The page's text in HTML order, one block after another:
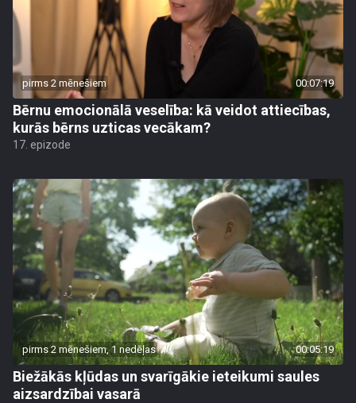
pirms 2 mēnešiem 00:07:19
Bērnu emocionālā veselība: kā veidot attiecības,
kurās bērns uzticas vecākam?
17. epizode
pirms 2 mēnešiem, 1 nedēļas 00:05:19
Biežākās kļūdas un svarīgākie ieteikumi saules
aizsardzībai vasarā